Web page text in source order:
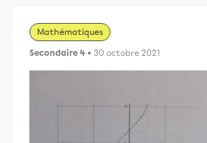
Mathématiques
Secondaire 4 • 30 octobre 2021